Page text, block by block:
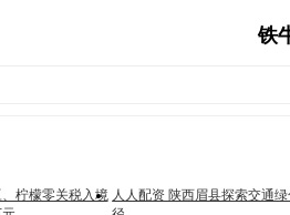
铁
柠檬零关税入境 人人配资 陕西眉县探索交通